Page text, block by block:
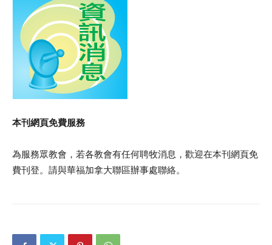
本刊網頁免費服務
為服務眾教會，若各教會有任何聘牧消息，歡迎在本刊網頁免
費刊登。請與華福加拿大聯區辦事處聯絡。